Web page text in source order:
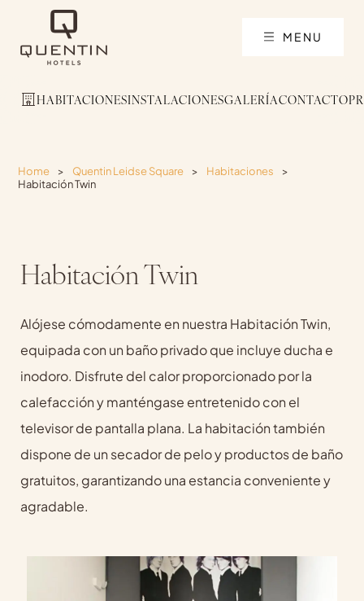
MENU
HABITACIONESINSTALACIONESGALERÍACONTACTO
Home > Quentin Leidse Square > Habitaciones
>
Habitación Twin
Habitación Twin
Alójese cómodamente en nuestra Habitación Twin,
equipada con un baño privado que incluye ducha e
inodoro. Disfrute del calor proporcionado por la
calefacción y manténgase entretenido con el
televisor de pantalla plana. La habitación también
dispone de un secador de pelo y productos de baño
gratuitos, garantizando una estancia conveniente y
agradable.